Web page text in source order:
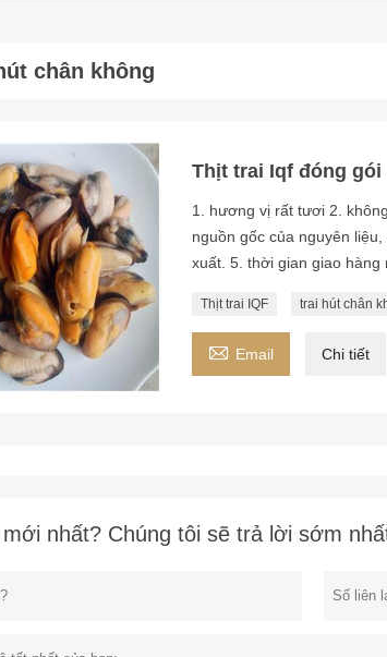
chân không
Thịt trai Iqf đóng
1. hương vị rất tươi 2.
nguồn gốc của nguyên
xuất. 5. thời gian giao hàng
Thịt trai IQF trai hút chân
 Email Chi tiết
nhất? Chúng tôi sẽ trả lời sớm